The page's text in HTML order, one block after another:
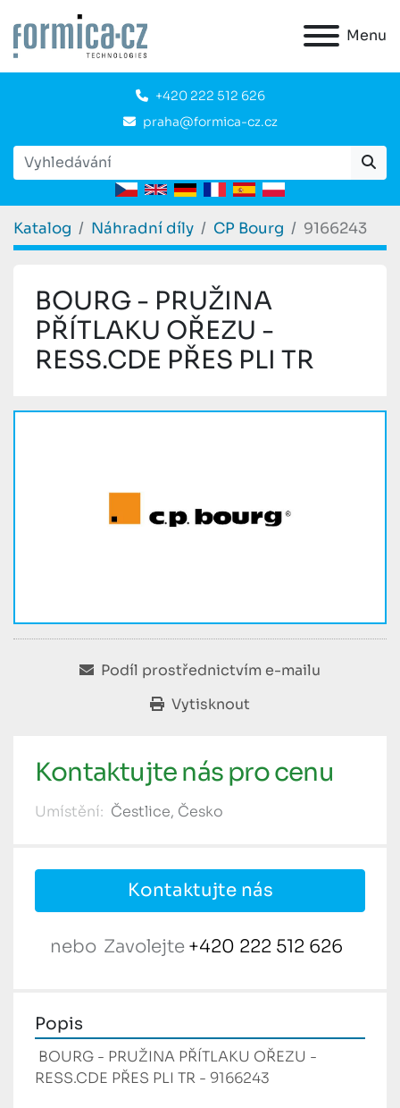
Menu
+420 222 512 626
praha@formica-cz.cz
Katalog Náhradní díly CP Bourg 9166243
BOURG - PRUŽINA
PŘÍTLAKU OŘEZU -
RESS.CDE PŘES PLI TR
Podíl prostřednictvím e-mailu
Vytisknout
Kontaktujte nás pro cenu
Umístění: Čestlice, Česko
Kontaktujte nás
nebo Zavolejte +420 222 512 626
Popis
RESS.CDE PŘES PLI TR - 9166243